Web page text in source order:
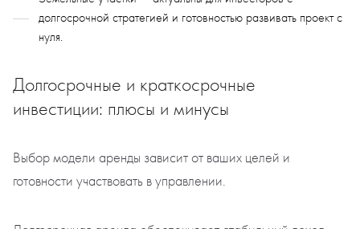
долгосрочной стратегией и готовностью развивать проект с
нуля.
Долгосрочные и краткосрочные
инвестиции: плюсы и минусы
Выбор модели аренды зависит от ваших целей и
готовности участвовать в управлении.